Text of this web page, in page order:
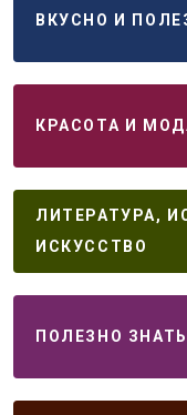
ВКУСНО И
КРАСОТА И
ЛИТЕРАТУРА,
ИСКУССТВО
ПОЛЕЗНО ЗНАТЬ